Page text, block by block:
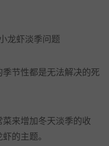
虾淡季问题
节性都是无法解决的死
来增加冬天淡季的收
的主题。